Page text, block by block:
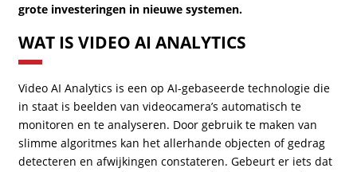
grote investeringen in nieuwe systemen.
WAT IS VIDEO AI ANALYTICS
Video AI Analytics is een op AI-gebaseerde technologie die
in staat is beelden van videocamera’s automatisch te
monitoren en te analyseren. Door gebruik te maken van
slimme algoritmes kan het allerhande objecten of gedrag
detecteren en afwijkingen constateren. Gebeurt er iets dat